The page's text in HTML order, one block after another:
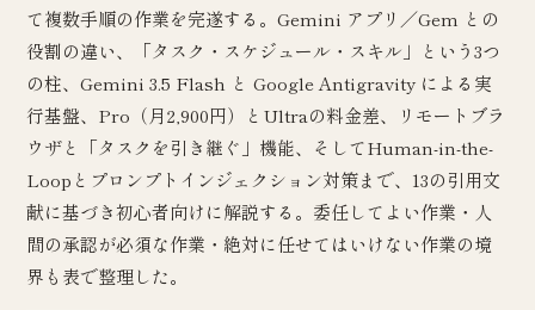
て複数手順の作業を完遂する。Gemini アプリ／Gem との
役割の違い、「タスク・スケジュール・スキル」という3つ
の柱、Gemini 3.5 Flash と Google Antigravity による実
行基盤、Pro（月2,900円）とUltraの料金差、リモートブラ
ウザと「タスクを引き継ぐ」機能、そしてHuman-in-the-
Loopとプロンプトインジェクション対策まで、13の引用文
献に基づき初心者向けに解説する。委任してよい作業・人
間の承認が必須な作業・絶対に任せてはいけない作業の境
界も表で整理した。